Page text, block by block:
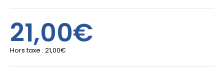
21,00€
Hors taxe : 21,00€